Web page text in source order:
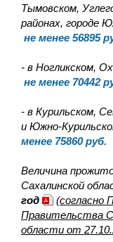
Тымовском,
районах, городе
не менее 56895
- в Ногликском,
не менее 70442
- в Курильском,
и Южно-
менее 75860 руб.
Величина
Сахалинской
год
(согласно
Правительства
области от